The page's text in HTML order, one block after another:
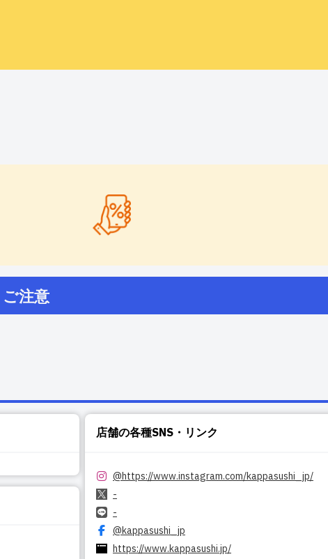
ご注意
店舗の各種SNS・リンク
@https://www.instagram.com/kappasushi_jp/
-
-
@kappasushi_jp
https://www.kappasushi.jp/